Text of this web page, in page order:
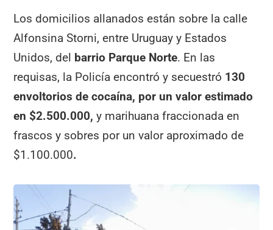
Los domicilios allanados están sobre la calle
Alfonsina Storni, entre Uruguay y Estados
Unidos, del barrio Parque Norte. En las
requisas, la Policía encontró y secuestró 130
envoltorios de cocaína, por un valor estimado
en $2.500.000,y marihuana fraccionada en
frascos y sobres por un valor aproximado de
$1.100.000.